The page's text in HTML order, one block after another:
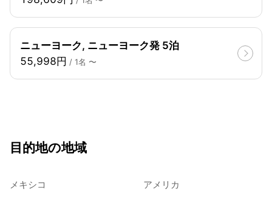
ニューヨーク, ニューヨーク発 5泊
55,998円 / 1名 〜
目的地の地域
メキシコ アメリカ